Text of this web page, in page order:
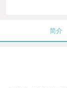
简介